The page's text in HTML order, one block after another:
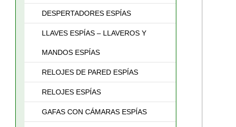
DESPERTADORES ESPÍAS
LLAVES ESPÍAS – LLAVEROS Y
MANDOS ESPÍAS
RELOJES DE PARED ESPÍAS
RELOJES ESPÍAS
GAFAS CON CÁMARAS ESPÍAS